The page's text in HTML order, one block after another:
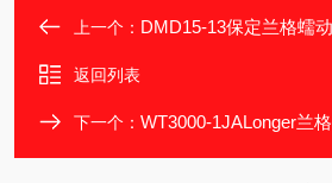
上一个： DMD15-13保定兰格蠕动泵
返回列表
下一个： WT3000-1JALonger兰